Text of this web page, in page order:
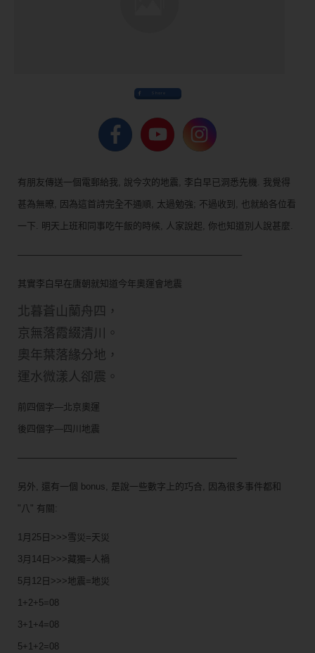
Share
有朋友傳送一個電郵給我, 說今次的地震, 李白早已洞悉先機. 我覺得
甚為無暸, 因為這首詩完全不通順, 太過勉強; 不過收到, 也就給各位看
一下. 明天上班和同事吃午飯的時候, 人家說起, 你也知道別人說甚麼.
————————————————————————–
其實李白早在唐朝就知道今年奧運會地震
北暮蒼山蘭舟四，
京無落霞綴清川。
奧年葉落緣分地，
運水微漾人卻震。
前四個字—北京奧運
後四個字—四川地震
————————————————————————
另外, 還有一個 bonus, 是說一些數字上的巧合, 因為很多事件都和
"八" 有關:
1月25日>>>雪災=天災
3月14日>>>藏獨=人禍
5月12日>>>地震=地災
1+2+5=08
3+1+4=08
5+1+2=08